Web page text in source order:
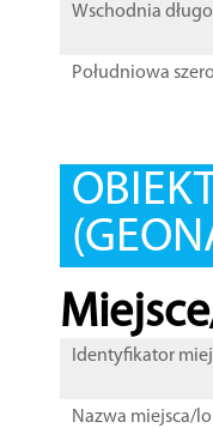
Wschodnia
Południowa
Identyfikator
Nazwa miejsca/